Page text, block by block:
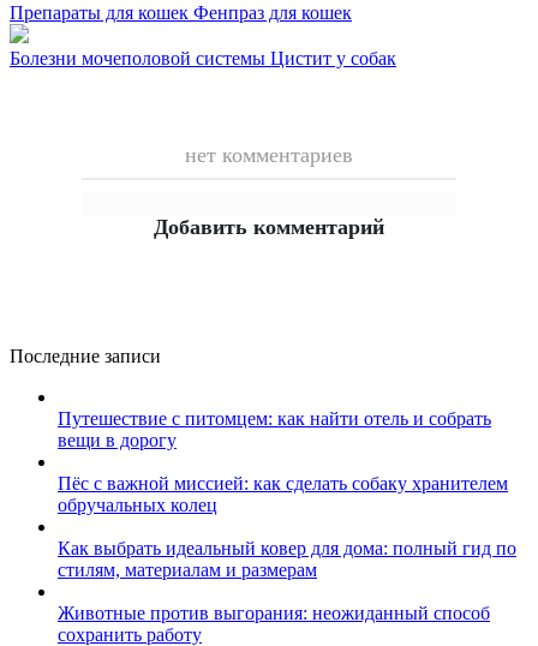
Препараты для кошек Фенпраз для кошек
Болезни мочеполовой системы Цистит у собак
нет комментариев
Добавить комментарий
Последние записи
Путешествие с питомцем: как найти отель и собрать
вещи в дорогу
Пёс с важной миссией: как сделать собаку хранителем
обручальных колец
Как выбрать идеальный ковер для дома: полный гид по
стилям, материалам и размерам
Животные против выгорания: неожиданный способ
сохранить работу